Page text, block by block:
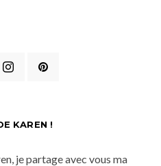
KAREN !
je partage avec vous ma